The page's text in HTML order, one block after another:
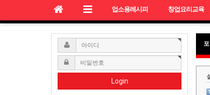
업소용레시피 창업요리교육
Login